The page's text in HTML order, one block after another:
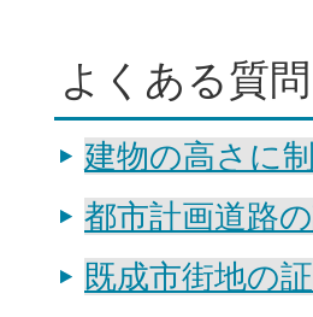
よくある質問
建物の高さに
都市計画道路
既成市街地の